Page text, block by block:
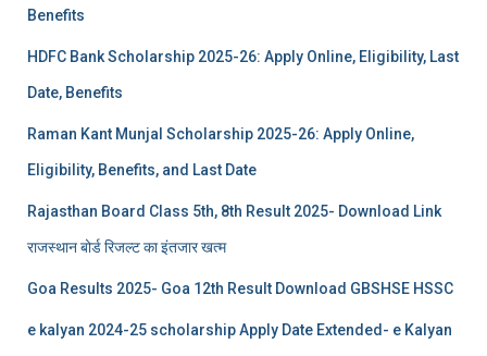
Benefits
HDFC Bank Scholarship 2025-26: Apply Online, Eligibility, Last
Date, Benefits
Raman Kant Munjal Scholarship 2025-26: Apply Online,
Eligibility, Benefits, and Last Date
Rajasthan Board Class 5th, 8th Result 2025- Download Link
राजस्थान बोर्ड रिजल्‍ट का इंतजार खत्‍म
Goa Results 2025- Goa 12th Result Download GBSHSE HSSC
e kalyan 2024-25 scholarship Apply Date Extended- e Kalyan